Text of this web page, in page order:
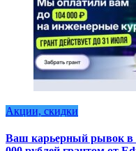
Акции, скидки
Ваш карьерный рывок в